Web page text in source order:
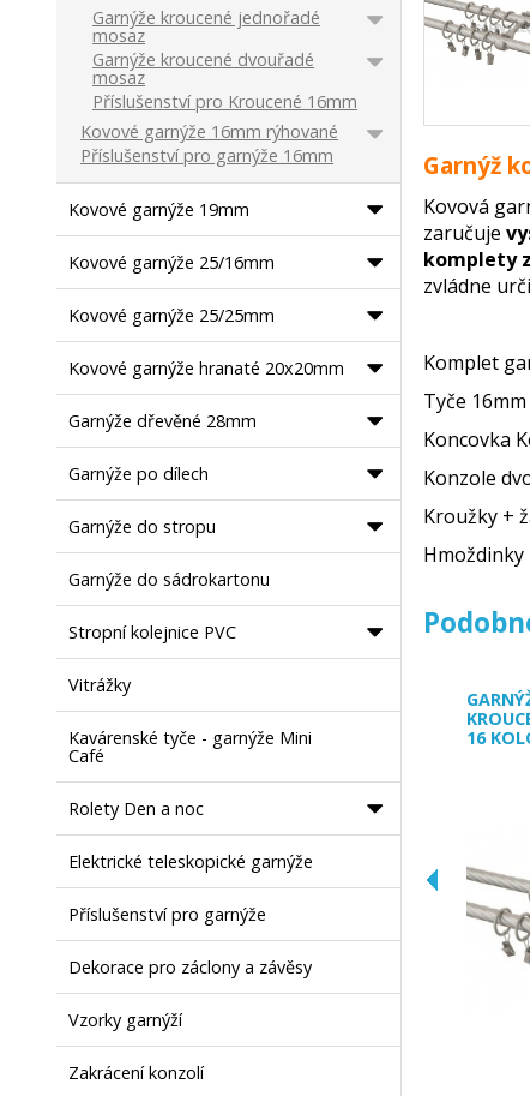
Garnýž
Kovová
zaručuje
komplety
zvládne
Komplet
Tyče
Konzole
16
Garnýže kroucené jednořadé
mosaz
Garnýže kroucené dvouřadé
mosaz
Příslušenství pro Kroucené 16mm
Kovové garnýže 16mm rýhované
Příslušenství pro garnýže 16mm
Kovové garnýže 19mm
Kovové garnýže 25/16mm
Kovové garnýže 25/25mm
Kovové garnýže hranaté 20x20mm
Garnýže dřevěné 28mm
Garnýže po dílech
Garnýže do stropu
Garnýže do sádrokartonu
Stropní kolejnice PVC
Vitrážky
Kavárenské tyče - garnýže Mini
Café
Rolety Den a noc
Elektrické teleskopické garnýže
Příslušenství pro garnýže
Dekorace pro záclony a závěsy
Vzorky garnýží
Zakrácení konzolí